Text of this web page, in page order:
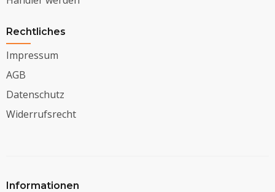
Rechtliches
Impressum
AGB
Datenschutz
Widerrufsrecht
Informationen